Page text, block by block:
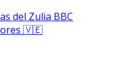
del Zulia BBC
🇻🇪